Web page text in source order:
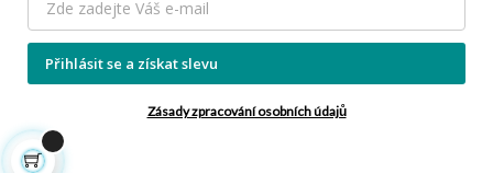
NAŠE NABÍDKY
INFORMACE O FIRMĚ
Přihlásit se a získat slevu
Zásady zpracování osobních údajů